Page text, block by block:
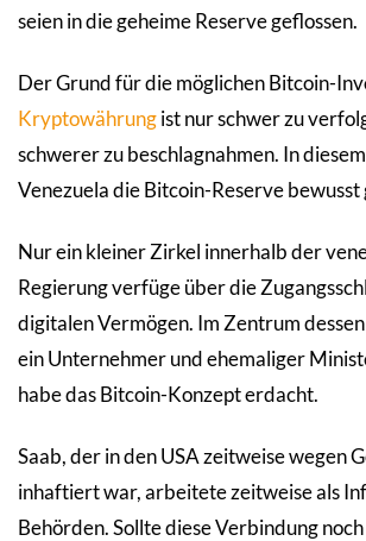
seien in die geheime Reserve geflossen.
Der Grund für die möglichen Bitcoin-
Kryptowährungist nur schwer zu
schwerer zu beschlagnahmen. In
Venezuela die Bitcoin-Reserve bewusst
Nur ein kleiner Zirkel innerhalb der
Regierung verfüge über die
digitalen Vermögen. Im Zentrum
ein Unternehmer und ehemaliger
habe das Bitcoin-Konzept erdacht.
Saab, der in den USA zeitweise wegen
inhaftiert war, arbeitete zeitweise als
Behörden. Sollte diese Verbindung